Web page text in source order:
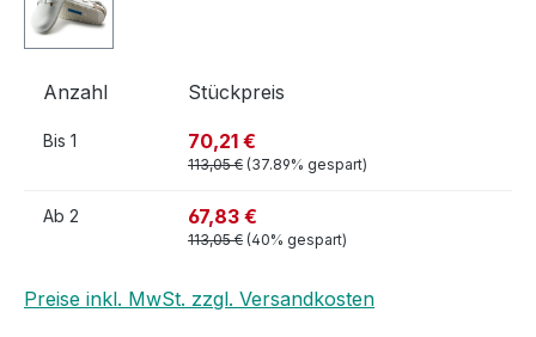
Anzahl Stückpreis
Bis 1 70,21 €
113,05 € (37.89% gespart)
Ab 2 67,83 €
113,05 € (40% gespart)
Preise inkl. MwSt. zzgl. Versandkosten